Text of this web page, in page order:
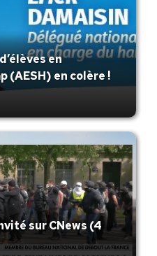
en
(AESH) en colère !
sur CNews (4